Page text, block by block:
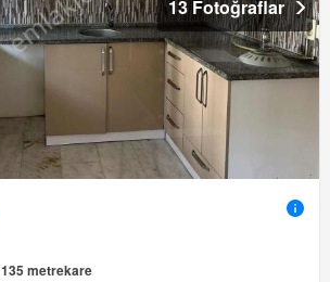
13 Fotoğraflar
135 metrekare